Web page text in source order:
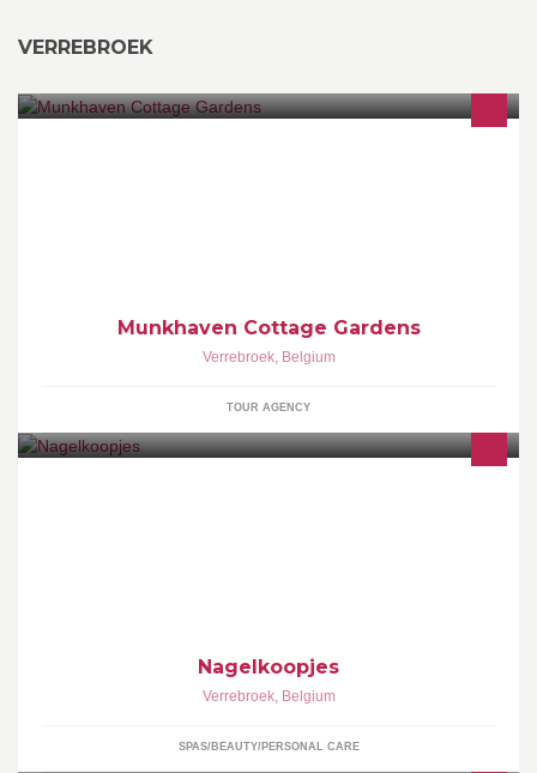
VERREBROEK
Munkhaven Cottage Gardens
Verrebroek, Belgium
TOUR AGENCY
Nagelkoopjes
Verrebroek, Belgium
SPAS/BEAUTY/PERSONAL CARE